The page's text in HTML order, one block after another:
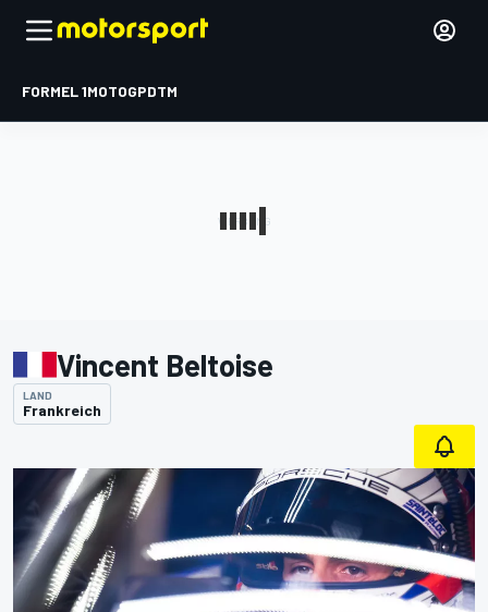
FORMEL 1MOTOGPDTM
Vincent Beltoise
LAND
Frankreich